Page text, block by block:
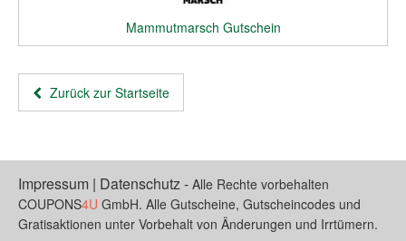
Mammutmarsch Gutschein
Zurück zur Startseite
Impressum | Datenschutz- Alle Rechte vorbehalten
COUPONS4U GmbH. Alle Gutscheine, Gutscheincodes und
Gratisaktionen unter Vorbehalt von Änderungen und Irrtümern.